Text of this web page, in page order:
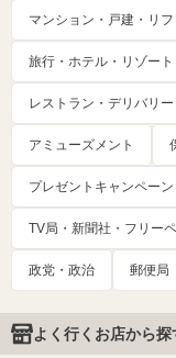
マンション・戸建・リ
旅行・ホテル・リゾート
レストラン・デリバリ
アミューズメント
プレゼントキャンペー
TV局・新聞社・フリー
政党・政治 郵便局
よく行くお店から探